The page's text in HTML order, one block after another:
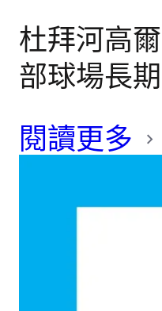
杜拜河高
部球場長
界級賽事
及杜拜高
閱讀更多